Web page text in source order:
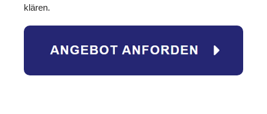
klären.